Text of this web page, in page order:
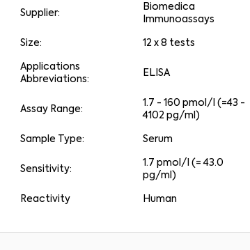
Supplier:
Biomedica
Immunoassays
Size: 12 x 8 tests
Applications
Abbreviations:
ELISA
Assay Range:
1.7 - 160 pmol/l (=43 -
4102 pg/ml)
Sample Type: Serum
Sensitivity:
1.7 pmol/l (= 43.0
pg/ml)
Reactivity Human